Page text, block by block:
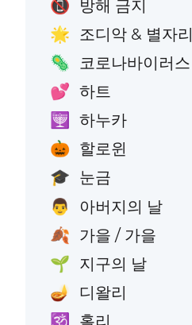
📵 방해 금지
🌟 조디악 & 별자리
🦠 코로나바이러스
💕 하트
🕎 하누카
🎃 할로윈
🎓 눈금
👨 아버지의 날
🍂 가을 / 가을
🌱 지구의 날
🪔 디왈리
🕉️ 홀리